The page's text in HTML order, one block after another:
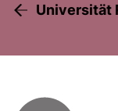
Universität